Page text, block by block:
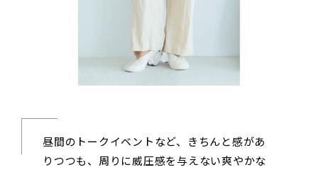
昼間のトークイベントなど、きちんと感があ
りつつも、周りに威圧感を与えない爽やかな